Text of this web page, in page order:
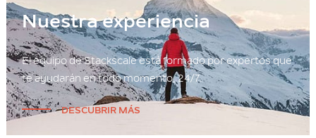
Nuestra experiencia
El equipo de Stackscale está formado por expertos que
te ayudarán en todo momento, 24/7.
DESCUBRIR MÁS